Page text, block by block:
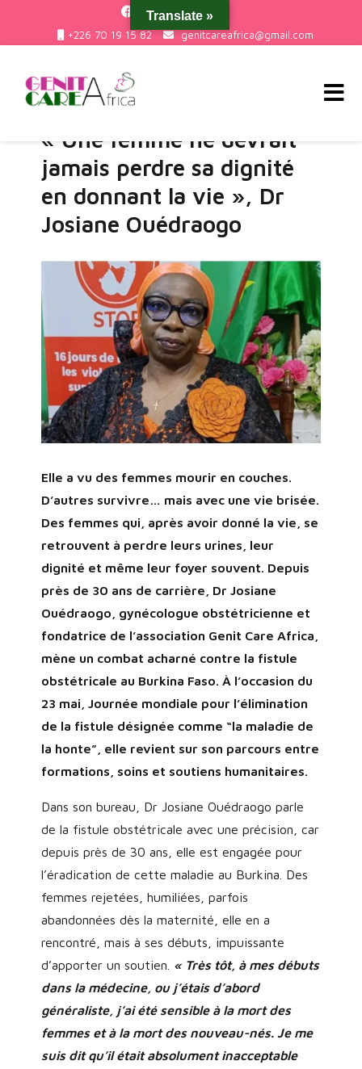
+226 70 19 15 82 genitcareafrica@gmail.com
Genit Care Africa
« Une femme ne devrait
jamais perdre sa dignité
en donnant la vie », Dr
Josiane Ouédraogo
Elle a vu des femmes mourir en couches.
D’autres survivre… mais avec une vie brisée.
Des femmes qui, après avoir donné la vie, se
retrouvent à perdre leurs urines, leur
dignité et même leur foyer souvent. Depuis
près de 30 ans de carrière, Dr Josiane
Ouédraogo, gynécologue obstétricienne et
fondatrice de l’association Genit Care Africa,
mène un combat acharné contre la fistule
obstétricale au Burkina Faso. À l’occasion du
23 mai, Journée mondiale pour l’élimination
de la fistule désignée comme “la maladie de
la honte”, elle revient sur son parcours entre
formations, soins et soutiens humanitaires.
Dans son bureau, Dr Josiane Ouédraogo parle
de la fistule obstétricale avec une précision, car
depuis près de 30 ans, elle est engagée pour
l’éradication de cette maladie au Burkina. Des
femmes rejetées, humiliées, parfois
abandonnées dès la maternité, elle en a
rencontré, mais à ses débuts, impuissante
d’apporter un soutien. « Très tôt, à mes débuts
dans la médecine, ou j’étais d’abord
généraliste, j’ai été sensible à la mort des
femmes et à la mort des nouveau-nés. Je me
suis dit qu’il était absolument inacceptable
Translate »